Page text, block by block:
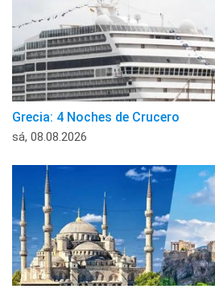
Grecia: 4 Noches de Crucero
sá, 08.08.2026